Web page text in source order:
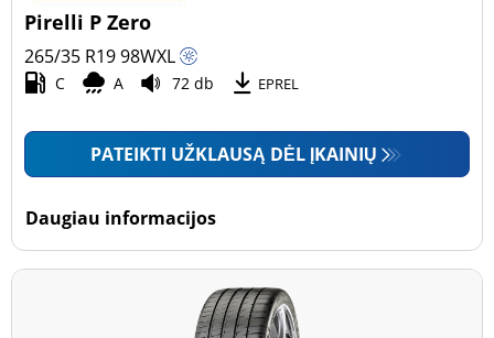
Pirelli P Zero
265/35 R1998WXL
C A 72 db EPREL
PATEIKTI UŽKLAUSĄ DĖL ĮKAINIŲ
Daugiau informacijos